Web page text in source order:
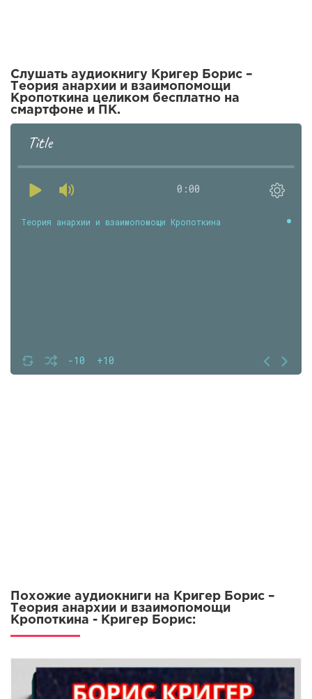
Слушать аудиокнигу Кригер Борис –
Теория анархии и взаимопомощи
Кропоткина целиком бесплатно на
смартфоне и ПК.
Title
0:00
-10 +10
Теория анархии и взаимопомощи Кропоткина
Похожие аудиокниги на Кригер Борис –
Теория анархии и взаимопомощи
Кропоткина - Кригер Борис: